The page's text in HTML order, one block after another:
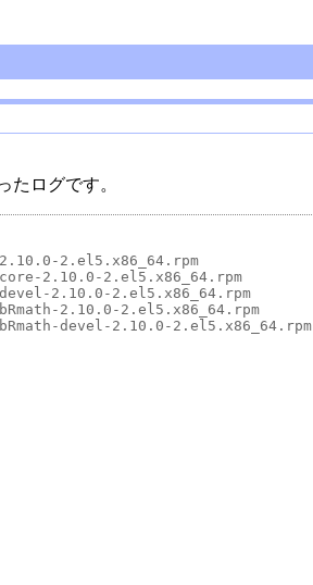
たログです。
2.el5.x86_64.rpm
2.10.0-2.el5.x86_64.rpm
2.10.0-2.el5.x86_64.rpm
2.10.0-2.el5.x86_64.rpm
devel-2.10.0-2.el5.x86_64.rpm